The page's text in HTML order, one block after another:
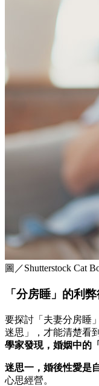
圖／Shutterstock Cat
「分房睡」的利
要探討「夫妻分房睡
迷思」，才能清楚看
學家發現，婚姻中的
迷思一，婚後性愛是
心思經營。